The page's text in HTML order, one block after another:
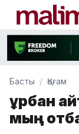
Басты Қоғам
Құрбан
мың